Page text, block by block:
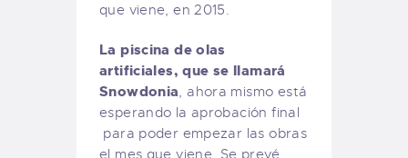
que viene, en 2015.
La piscina de olas
artificiales, que se llamará
Snowdonia , ahora mismo está
esperando la aprobación final
para poder empezar las obras
el mes que viene. Se prevé